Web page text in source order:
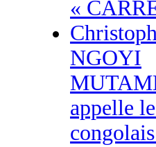
«
NGOYI
appelle